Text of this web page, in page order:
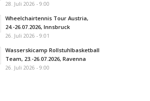
28. Juli 2026 - 9:00
Wheelchairtennis Tour Austria,
24.-26.07.2026, Innsbruck
26. Juli 2026 - 9:01
Wasserskicamp Rollstuhlbasketball
Team, 23.-26.07.2026, Ravenna
26. Juli 2026 - 9:00